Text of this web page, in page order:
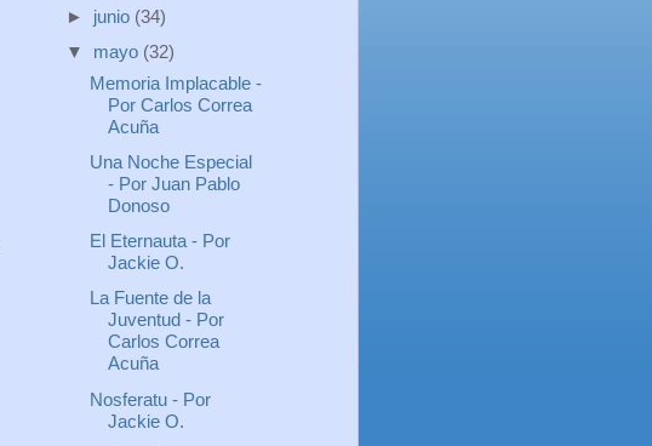
► junio (34)
▼ mayo (32)
Memoria Implacable -
Por Carlos Correa
Acuña
Una Noche Especial
- Por Juan Pablo
Donoso
El Eternauta - Por
Jackie O.
La Fuente de la
Juventud - Por
Carlos Correa
Acuña
Nosferatu - Por
Jackie O.